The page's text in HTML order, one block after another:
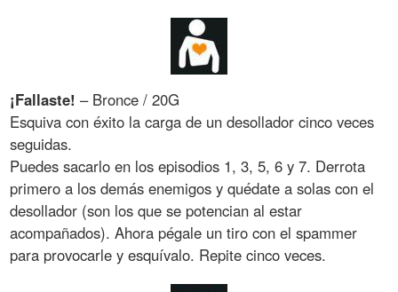
¡Fallaste!– Bronce / 20G
Esquiva con éxito la carga de un desollador cinco veces
seguidas.
Puedes sacarlo en los episodios 1, 3, 5, 6 y 7. Derrota
primero a los demás enemigos y quédate a solas con el
desollador (son los que se potencian al estar
acompañados). Ahora pégale un tiro con el spammer
para provocarle y esquívalo. Repite cinco veces.